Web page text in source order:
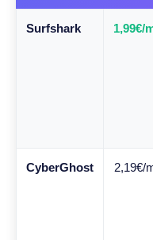
Surfshark 1,99€/
CyberGhost 2,19€/